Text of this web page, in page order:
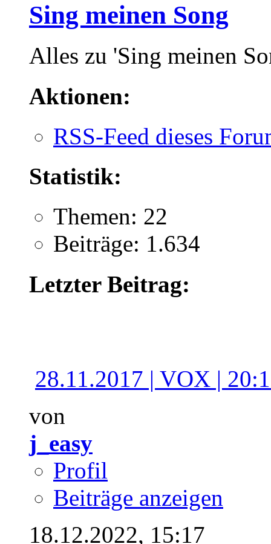
Sing meinen Song
Alles zu 'Sing meinen
Aktionen:
RSS-Feed dieses
Statistik:
Themen: 22
Beiträge: 1.634
Letzter Beitrag:
28.11.2017 | VOX |
von
j_easy
Profil
Beiträge anzeigen
18.12.2022, 15:17